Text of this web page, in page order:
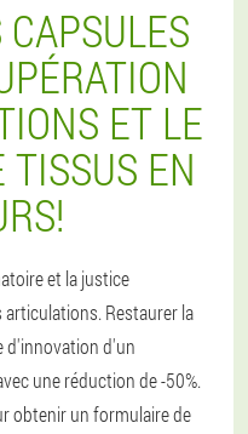
ET LE
TISSUS EN
et la justice
Restaurer la
d'innovation d'un
une réduction de -50%.
obtenir un formulaire de